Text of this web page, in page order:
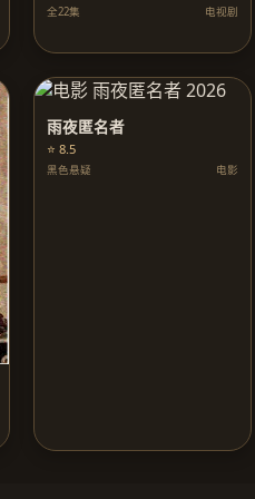
全22集 电视剧
雨夜匿名者
⭐ 8.5
黑色悬疑 电影